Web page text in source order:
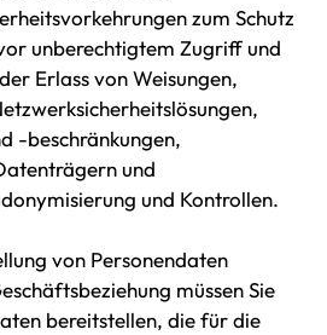
zum Schutz
unberechtigtem Zugriff und
Erlass von Weisungen,
-beschränkungen,
und
und Kontrollen.
von Personendaten
müssen Sie
bereitstellen, die für die